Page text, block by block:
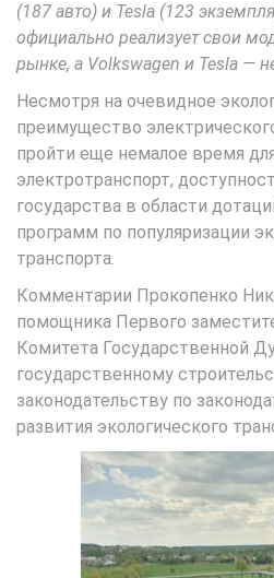
(187 авто) и Tesla (123
официально реализует свои
рынке, а Volkswagen и Tesla —
Несмотря на очевидное
преимущество
пройти еще немалое время
электротранспорт,
государства в области
программ по популяризации
транспорта.
Комментарии Прокопенко
помощника Первого
Комитета Государственной
государственному
законодательству по
развития экологического